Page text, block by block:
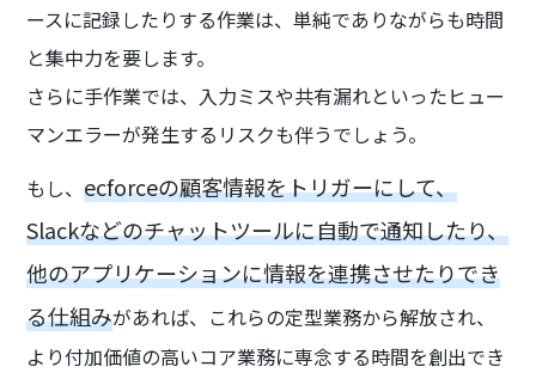
ースに記録したりする作業は、単純でありながらも時間
と集中力を要します。
さらに手作業では、入力ミスや共有漏れといったヒュー
マンエラーが発生するリスクも伴うでしょう。
もし、ecforceの顧客情報をトリガーにして、
Slackなどのチャットツールに自動で通知したり、
他のアプリケーションに情報を連携させたりでき
る仕組みがあれば、これらの定型業務から解放され、
より付加価値の高いコア業務に専念する時間を創出でき